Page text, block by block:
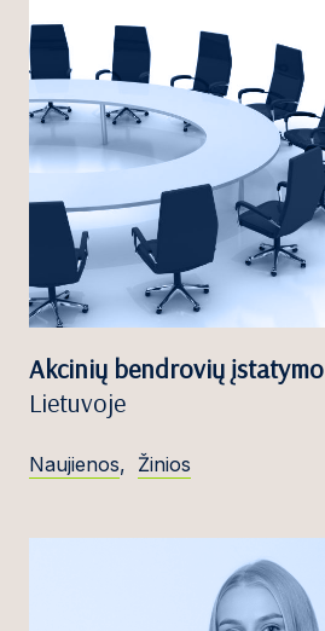
Akcinių bendrovių įstatymo
Lietuvoje
Naujienos, Žinios